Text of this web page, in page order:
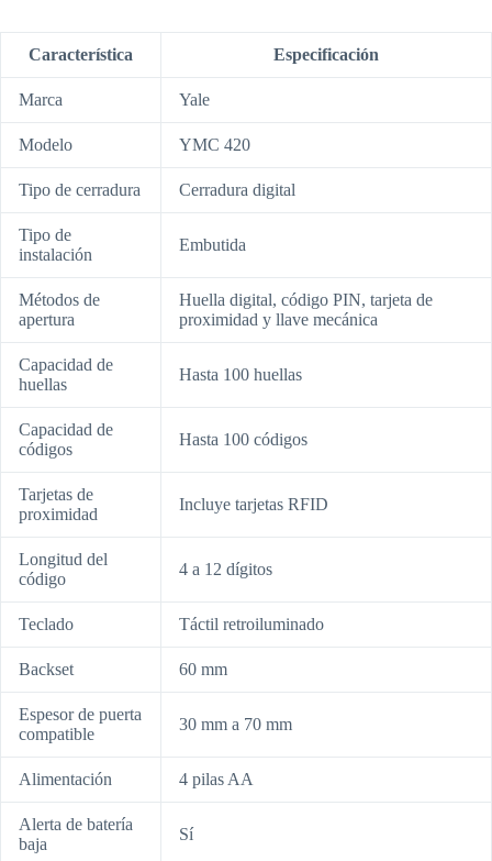
Característica Especificación
Marca Yale
Modelo YMC 420
Tipo de cerradura Cerradura digital
Tipo de
instalación
Embutida
Métodos de
apertura
Huella digital, código PIN, tarjeta de
proximidad y llave mecánica
Capacidad de
huellas
Hasta 100 huellas
Capacidad de
códigos
Hasta 100 códigos
Tarjetas de
proximidad
Incluye tarjetas RFID
Longitud del
código
4 a 12 dígitos
Teclado Táctil retroiluminado
Backset 60 mm
Espesor de puerta
compatible
30 mm a 70 mm
Alimentación 4 pilas AA
Alerta de batería
baja
Sí